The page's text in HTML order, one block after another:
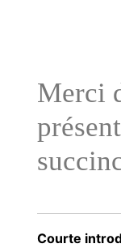
Merci
Courte